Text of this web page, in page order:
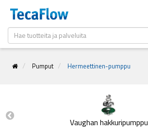
Pumput Hermeettinen-pumppu
Vaughan hakkuripumppu